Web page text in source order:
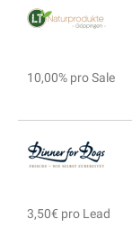
10,00% pro Sale
3,50€ pro Lead